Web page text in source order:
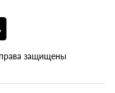
защищены